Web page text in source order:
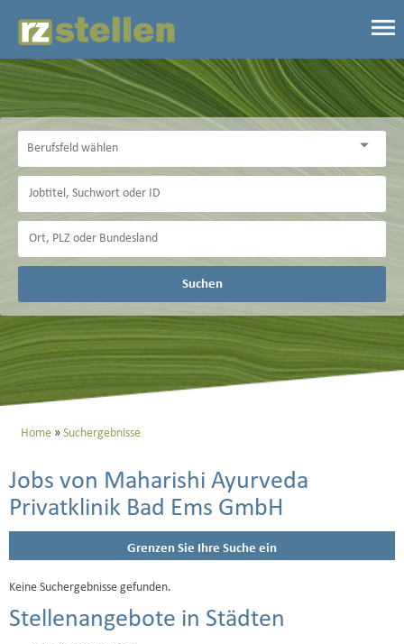
Suchen
Home Suchergebnisse
Jobs von Maharishi Ayurveda
Privatklinik Bad Ems GmbH
Grenzen Sie Ihre Suche ein
Keine Suchergebnisse gefunden.
Stellenangebote in Städten